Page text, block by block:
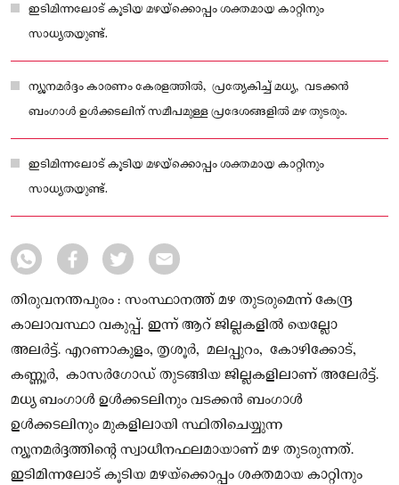
ഇടിമിന്നലോട് കൂടിയ മഴയ്‌ക്കൊപ്പം ശക്തമായ കാറ്റിനും
സാധ്യതയുണ്ട്.
ന്യൂനമർദ്ദം കാരണം കേരളത്തിൽ, പ്രത്യേകിച്ച് മധ്യ, വടക്കൻ
ബംഗാൾ ഉൾക്കടലിന് സമീപമുള്ള പ്രദേശങ്ങളിൽ മഴ തുടരും.
ഇടിമിന്നലോട് കൂടിയ മഴയ്‌ക്കൊപ്പം ശക്തമായ കാറ്റിനും
സാധ്യതയുണ്ട്.
തിരുവനന്തപുരം : സംസ്ഥാനത്ത് മഴ തുടരുമെന്ന് കേന്ദ്ര
കാലാവസ്ഥാ വകുപ്പ്. ഇന്ന് ആറ് ജില്ലകളില്‍ യെല്ലോ
അലർട്ട്. എറണാകുളം, തൃശൂർ, മലപ്പുറം, കോഴിക്കോട്,
കണ്ണൂർ, കാസർഗോഡ് തുടങ്ങിയ ജില്ലകളിലാണ് അലേർട്ട്.
മധ്യ ബംഗാള്‍ ഉള്‍ക്കടലിനും വടക്കൻ ബംഗാള്‍
ഉള്‍ക്കടലിനും മുകളിലായി സ്ഥിതിചെയ്യുന്ന
ന്യൂനമർദ്ദത്തിന്റെ സ്വാധീനഫലമായാണ് മഴ തുടരുന്നത്.
ഇടിമിന്നലോട് കൂടിയ മഴയ്‌ക്കൊപ്പം ശക്തമായ കാറ്റിനും